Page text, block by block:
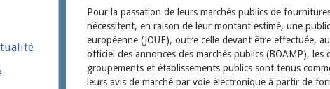
Pour la passation de leurs marchés publics de
nécessitent, en raison de leur montant estimé, une
européenne (JOUE), outre celle devant être effectuée,
officiel des annonces des marchés publics (BOAMP),
groupements et établissements publics sont tenus
leurs avis de marché par voie électronique à partir de